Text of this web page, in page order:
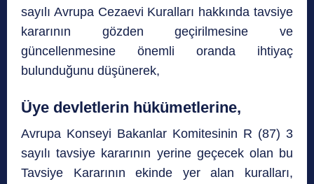
sayılı Avrupa Cezaevi Kuralları hakkında tavsiye
kararının gözden geçirilmesine ve
güncellenmesine önemli oranda ihtiyaç
bulunduğunu düşünerek,
Üye devletlerin hükümetlerine,
Avrupa Konseyi Bakanlar Komitesinin R (87) 3
sayılı tavsiye kararının yerine geçecek olan bu
Tavsiye Kararının ekinde yer alan kuralları,